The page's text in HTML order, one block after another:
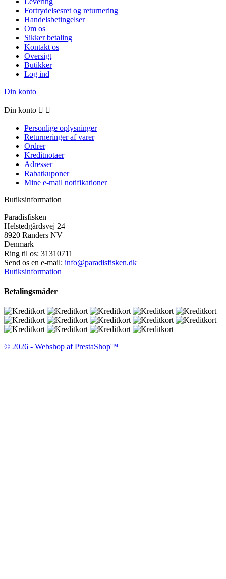
Fortrydelsesret og returnering
Handelsbetingelser
Om os
Sikker betaling
Kontakt os
Oversigt
Butikker
Log ind
Din konto
Din konto  
Personlige oplysninger
Returneringer af varer
Ordrer
Kreditnotaer
Adresser
Rabatkuponer
Mine e-mail notifikationer
Butiksinformation
Paradisfisken
Helstedgårdsvej 24
8920 Randers NV
Denmark
Ring til os: 31310711
Send os en e-mail: info@paradisfisken.dk
Butiksinformation
Betalingsmåder
© 2026 - Webshop af PrestaShop™